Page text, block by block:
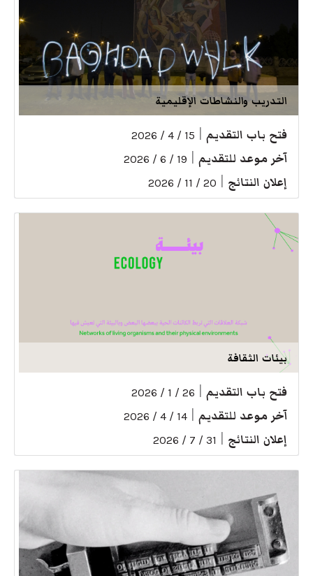
التدريب والنشاطات الإقليمية
فتح باب التقديم 15 / 4 / 2026
آخر موعد للتقديم 19 / 6 / 2026
إعلان النتائج 20 / 11 / 2026
بيئات الثقافة
فتح باب التقديم 26 / 1 / 2026
آخر موعد للتقديم 14 / 4 / 2026
إعلان النتائج 31 / 7 / 2026